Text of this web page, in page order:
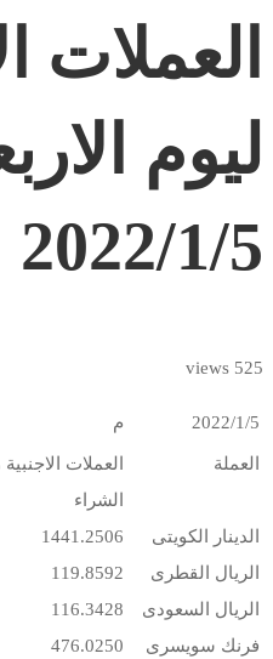
العملات
ليوم
2022/1/5
525 views
2022/1/5 م
العملة
العملات
الشراء
الدينار الكويتى
1441.2506
الريال القطرى
119.8592
الريال السعودى
116.3428
فرنك سويسرى
476.0250